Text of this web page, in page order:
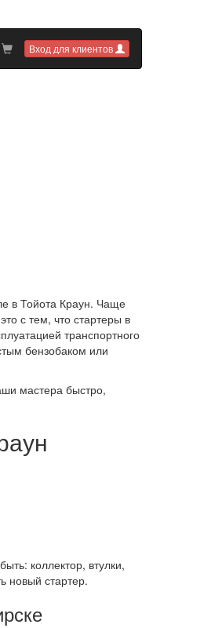
Вход для клиентов
в Тойота Краун. Чаще
с тем, что стартеры в
транспортного
бензобаком или
мастера быстро,
коллектор, втулки,
новый стартер.